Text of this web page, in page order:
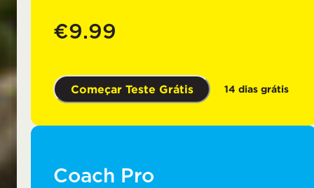
€9.99
Começar Teste Grátis 14 dias grátis
Coach Pro